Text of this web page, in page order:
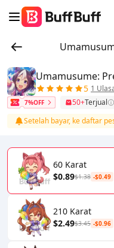
Umamusume:
5 1
7%OFF 50+Terjual
Setelah bayar, ke daftar
60 Karat
$0.89$1.38 -$0.49
210 Karat
$2.49$3.45 -$0.96